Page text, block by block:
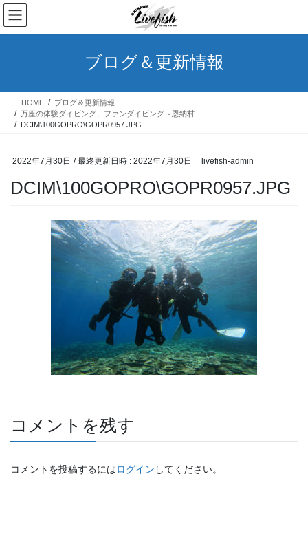
コ
ン
テ
ス
ナ
ビ
ゲ
ン
ブログ＆更新情報
HOME
ブログ＆更新情報
万座の体験ダイビング、ファンダイビング～恩納村
DCIM\100GOPRO\GOPR0957.JPG
2022年7月30日 / 最終更新日時 : 2022年7月30日 livefish-admin
DCIM\100GOPRO\GOPR0957.JPG
コメントを残す
コメントを投稿するにはログイン してください。